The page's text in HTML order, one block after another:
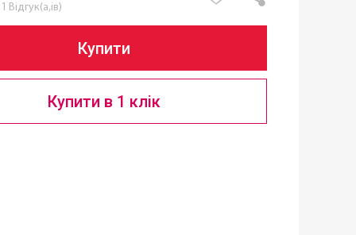
1 Відгук(а,ів)
Купити
Купити в 1 клік